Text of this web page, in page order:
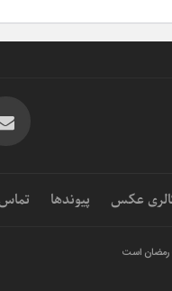
عکس پیوندها تماس
رمضان است